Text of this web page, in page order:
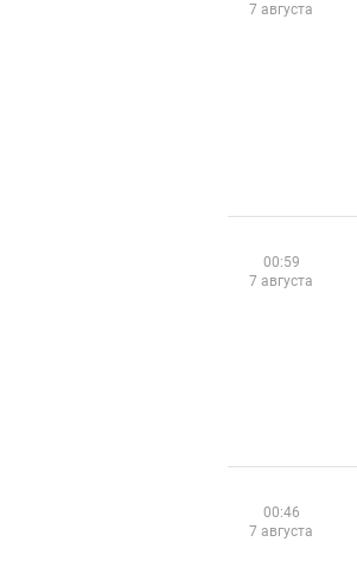
7 августа
00:59
7 августа
00:46
7 августа